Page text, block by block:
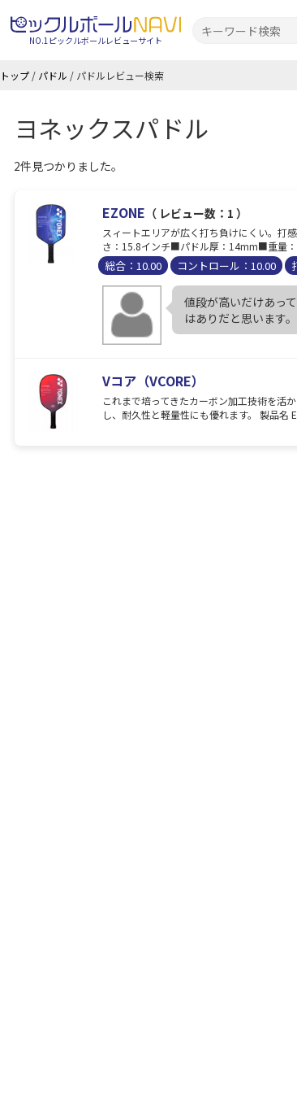
NO.1ピックルボールレビューサイト
トップ / パドル / パドルレビュー検索
ヨネックスパドル
2件見つかりました。
EZONE （ レビュー数：1 ）
スィートエリアが広く打ち負けにくい。
さ：15.8インチ■パドル厚：14mm■重量
総合：10.00 コントロール：10.00
値段が高いだけあっ
はありだと思います。
Vコア（VCORE）
これまで培ってきたカーボン加工技術を活
し、耐久性と軽量性にも優れます。 製品名